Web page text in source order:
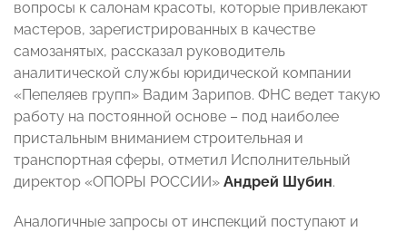
вопросы к салонам красоты, которые привлекают
мастеров, зарегистрированных в качестве
самозанятых, рассказал руководитель
аналитической службы юридической компании
«Пепеляев групп» Вадим Зарипов. ФНС ведет такую
работу на постоянной основе – под наиболее
пристальным вниманием строительная и
транспортная сферы, отметил Исполнительный
директор «ОПОРЫ РОССИИ» Андрей Шубин.
Аналогичные запросы от инспекций поступают и